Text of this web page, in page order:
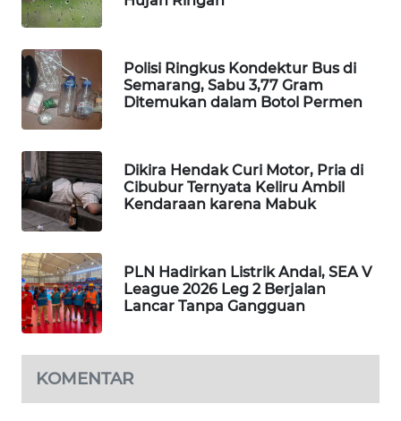
Polisi Ringkus Kondektur Bus di
Semarang, Sabu 3,77 Gram
Ditemukan dalam Botol Permen
Dikira Hendak Curi Motor, Pria di
Cibubur Ternyata Keliru Ambil
Kendaraan karena Mabuk
PLN Hadirkan Listrik Andal, SEA V
League 2026 Leg 2 Berjalan
Lancar Tanpa Gangguan
KOMENTAR
KOPEKLIN
PORTAL
KONSUMEN
ALPERKLINAS
FORJASIDA
TAMBANG
NEWS